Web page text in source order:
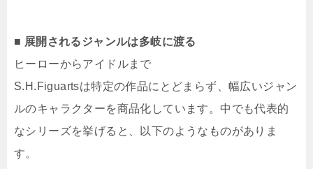
■ 展開されるジャンルは多岐に渡る
ヒーローからアイドルまで
S.H.Figuartsは特定の作品にとどまらず、幅広いジャン
ルのキャラクターを商品化しています。中でも代表的
なシリーズを挙げると、以下のようなものがありま
す。